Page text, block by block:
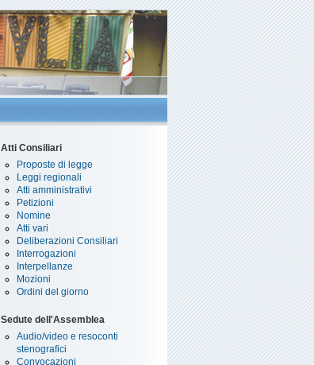
Atti Consiliari
Proposte di legge
Leggi regionali
Atti amministrativi
Petizioni
Nomine
Atti vari
Deliberazioni Consiliari
Interrogazioni
Interpellanze
Mozioni
Ordini del giorno
Sedute dell'Assemblea
Audio/video e resoconti
stenografici
Convocazioni